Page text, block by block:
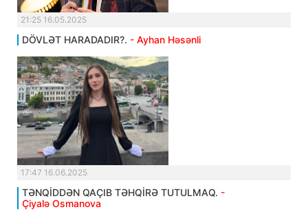
21:25 16.05.2025
DÖVLƏT HARADADIR?. - Ayhan Həsənli
17:47 16.06.2025
TƏNQİDDƏN QAÇIB TƏHQİRƏ TUTULMAQ. -
Çiyalə Osmanova